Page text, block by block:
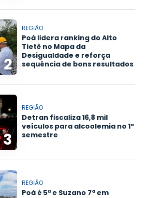
2
REGIÃO
Poá lidera ranking do Alto
Tietê no Mapa da
Desigualdade e reforça
sequência de bons resultados
3
REGIÃO
Detran fiscaliza 16,8 mil
veículos para alcoolemia no 1º
semestre
REGIÃO
Poá é 5ª e Suzano 7ª em